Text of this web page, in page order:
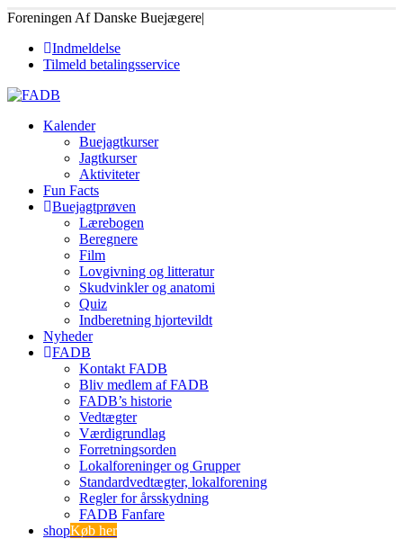
Foreningen Af Danske Buejægere|
Indmeldelse
Tilmeld betalingsservice
Kalender
Buejagtkurser
Jagtkurser
Aktiviteter
Fun Facts
Buejagtprøven
Lærebogen
Beregnere
Film
Lovgivning og litteratur
Skudvinkler og anatomi
Quiz
Indberetning hjortevildt
Nyheder
FADB
Kontakt FADB
Bliv medlem af FADB
FADB’s historie
Vedtægter
Værdigrundlag
Forretningsorden
Lokalforeninger og Grupper
Standardvedtægter, lokalforening
Regler for årsskydning
FADB Fanfare
shopKøb her